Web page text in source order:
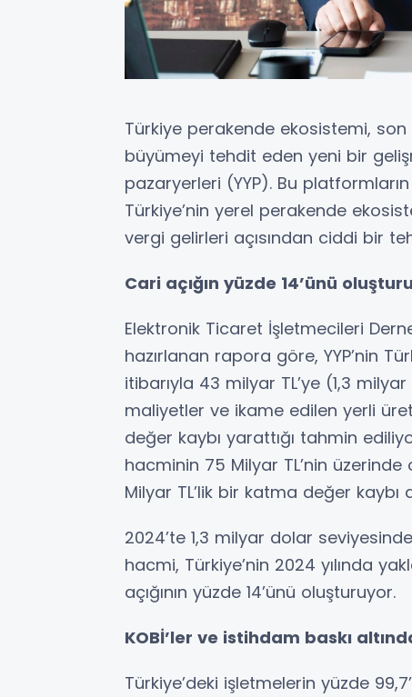
Türkiye perakende ekosistemi, son
büyümeyi tehdit eden yeni bir
pazaryerleri (YYP). Bu
Türkiye’nin yerel perakende
vergi gelirleri açısından ciddi bir
Cari açığın yüzde 14’ünü
Elektronik Ticaret İşletmecileri
hazırlanan rapora göre, YYP’nin
itibarıyla 43 milyar TL’ye (1,3
maliyetler ve ikame edilen yerli
değer kaybı yarattığı tahmin
hacminin 75 Milyar TL’nin
Milyar TL’lik bir katma değer kaybı
2024’te 1,3 milyar dolar
hacmi, Türkiye’nin 2024 yılında
açığının yüzde 14’ünü oluşturuyor.
KOBİ’ler ve istihdam baskı
Türkiye’deki işletmelerin yüzde